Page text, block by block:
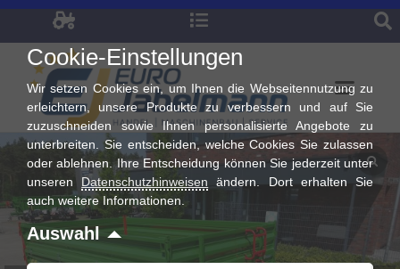
Zum
springenCookie-Einstellungen
Wir setzen Cookies ein, um Ihnen die Webseitennutzung zu
erleichtern, unsere Produkte zu verbessern und auf Sie
zuzuschneiden sowie Ihnen personalisierte Angebote zu
unterbreiten. Sie entscheiden, welche Cookies Sie zulassen
oder ablehnen. Ihre Entscheidung können Sie jederzeit unter
unseren Datenschutzhinweisen ändern. Dort erhalten Sie
auch weitere Informationen.
Auswahl